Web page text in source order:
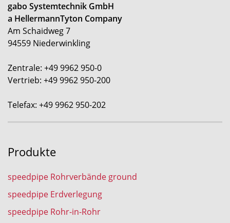
gabo Systemtechnik GmbH
a HellermannTyton Company
Am Schaidweg 7
94559 Niederwinkling
Zentrale: +49 9962 950-0
Vertrieb: +49 9962 950-200
Telefax: +49 9962 950-202
Produkte
speedpipe Rohrverbände ground
speedpipe Erdverlegung
speedpipe Rohr-in-Rohr